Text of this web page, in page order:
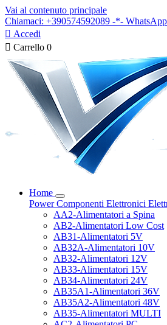
Vai al contenuto principale
Chiamaci: +390574592089 -*-
 Accedi
 Carrello 0
Home
PowerComponenti Elettronici
AA2-Alimentatori a Spina
AB2-Alimentatori Low Cost
AB31-Alimentatori 5V
AB32A-Alimentatori 10V
AB32-Alimentatori 12V
AB33-Alimentatori 15V
AB34-Alimentatori 24V
AB35A1-Alimentatori 36V
AB35A2-Alimentatori 48V
AB35-Alimentatori MULTI